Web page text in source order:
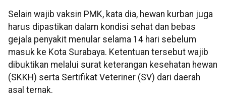
Selain wajib vaksin PMK, kata dia, hewan kurban juga
harus dipastikan dalam kondisi sehat dan bebas
gejala penyakit menular selama 14 hari sebelum
masuk ke Kota Surabaya. Ketentuan tersebut wajib
dibuktikan melalui surat keterangan kesehatan hewan
(SKKH) serta Sertifikat Veteriner (SV) dari daerah
asal ternak.